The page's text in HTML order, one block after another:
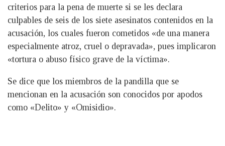
criterios para la pena de muerte si se les declara
culpables de seis de los siete asesinatos contenidos en la
acusación, los cuales fueron cometidos «de una manera
especialmente atroz, cruel o depravada», pues implicaron
«tortura o abuso físico grave de la víctima».
Se dice que los miembros de la pandilla que se
mencionan en la acusación son conocidos por apodos
como «Delito» y «Omisidio».